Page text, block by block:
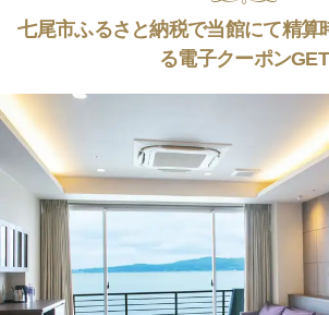
七尾市ふるさと納税で当館にて精算
る電子クーポンGET